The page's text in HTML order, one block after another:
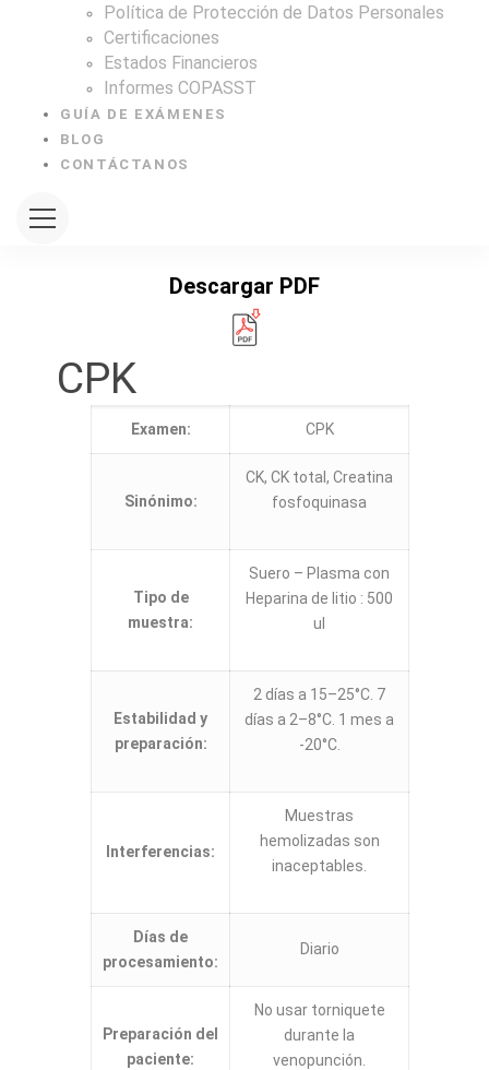
Política de Protección de Datos Personales
Certificaciones
Estados Financieros
Informes COPASST
GUÍA DE EXÁMENES
BLOG
CONTÁCTANOS
Descargar PDF
CPK
Examen: CPK
Sinónimo:
CK, CK total, Creatina
fosfoquinasa
Tipo de
muestra:
Suero – Plasma con
Heparina de litio : 500
ul
Estabilidad y
preparación:
2 días a 15–25°C. 7
días a 2–8°C. 1 mes a
-20°C.
Interferencias:
Muestras
hemolizadas son
inaceptables.
Días de
procesamiento:
Diario
Preparación del
paciente:
No usar torniquete
durante la
venopunción.